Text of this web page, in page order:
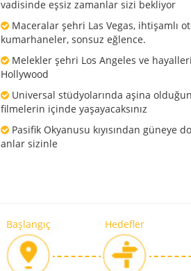
vadisinde eşsiz zamanlar sizi bekliyor
Maceralar şehri Las Vegas, ihtişamlı
kumarhaneler, sonsuz eğlence.
Melekler şehri Los Angeles ve
Hollywood
Universal stüdyolarında aşina
filmelerin içinde yaşayacaksınız
Pasifik Okyanusu kıyısından güneye
anlar sizinle
Başlangıç Hedefler